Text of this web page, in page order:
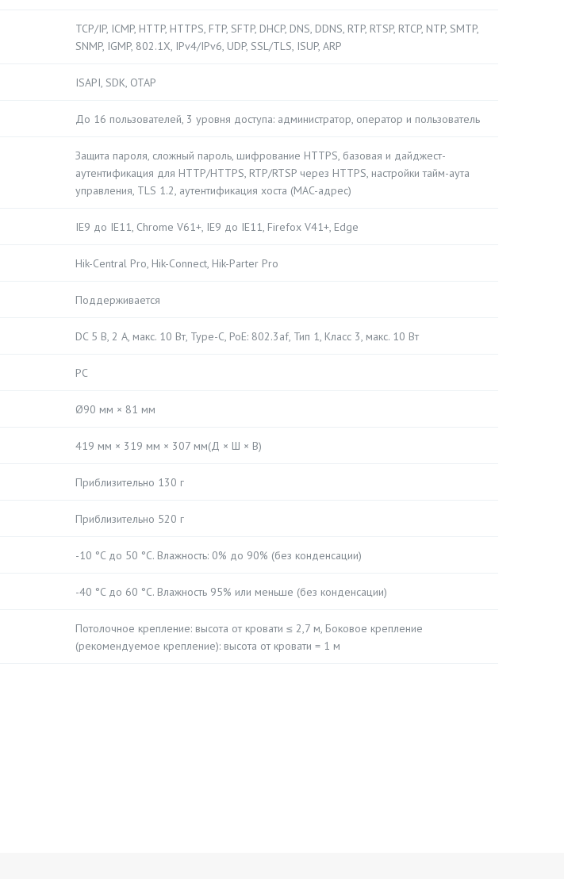
TCP/IP, ICMP, HTTP, HTTPS, FTP, SFTP, DHCP, DNS, DDNS, RTP, RTSP, RTCP, NTP, SMTP,
SNMP, IGMP, 802.1X, IPv4/IPv6, UDP, SSL/TLS, ISUP, ARP
ISAPI, SDK, OTAP
До 16 пользователей, 3 уровня доступа: администратор, оператор и пользователь
Защита пароля, сложный пароль, шифрование HTTPS, базовая и дайджест-
аутентификация для HTTP/HTTPS, RTP/RTSP через HTTPS, настройки тайм-аута
управления, TLS 1.2, аутентификация хоста (MAC-адрес)
IE9 до IE11, Chrome V61+, IE9 до IE11, Firefox V41+, Edge
Hik-Central Pro, Hik-Connect, Hik-Parter Pro
Поддерживается
DC 5 В, 2 А, макс. 10 Вт, Type-C, PoE: 802.3af, Тип 1, Класс 3, макс. 10 Вт
PC
Ø90 мм × 81 мм
419 мм × 319 мм × 307 мм(Д × Ш × В)
Приблизительно 130 г
Приблизительно 520 г
-10 °C до 50 °C. Влажность: 0% до 90% (без конденсации)
-40 °C до 60 °C. Влажность 95% или меньше (без конденсации)
Потолочное крепление: высота от кровати ≤ 2,7 м, Боковое крепление
(рекомендуемое крепление): высота от кровати = 1 м